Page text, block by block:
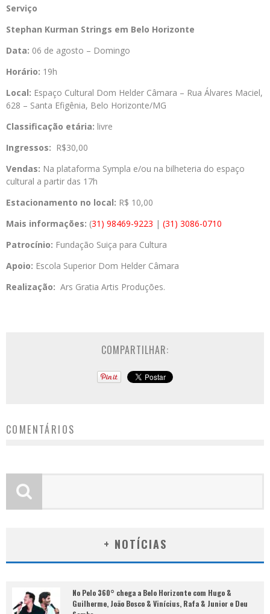
Serviço
Stephan Kurman Strings em Belo Horizonte
Data: 06 de agosto – Domingo
Horário: 19h
Local: Espaço Cultural Dom Helder Câmara – Rua Álvares Maciel,
628 – Santa Efigênia, Belo Horizonte/MG
Classificação etária: livre
Ingressos: R$30,00
Vendas: Na plataforma Sympla e/ou na bilheteria do espaço
cultural a partir das 17h
Estacionamento no local: R$ 10,00
Mais informações: (31) 98469-9223 | (31) 3086-0710
Patrocínio: Fundação Suiça para Cultura
Apoio: Escola Superior Dom Helder Câmara
Realização: Ars Gratia Artis Produções.
COMPARTILHAR:
COMENTÁRIOS
+ NOTÍCIAS
No Pelo 360° chega a Belo Horizonte com Hugo &
Guilherme, João Bosco & Vinícius, Rafa & Junior e Deu